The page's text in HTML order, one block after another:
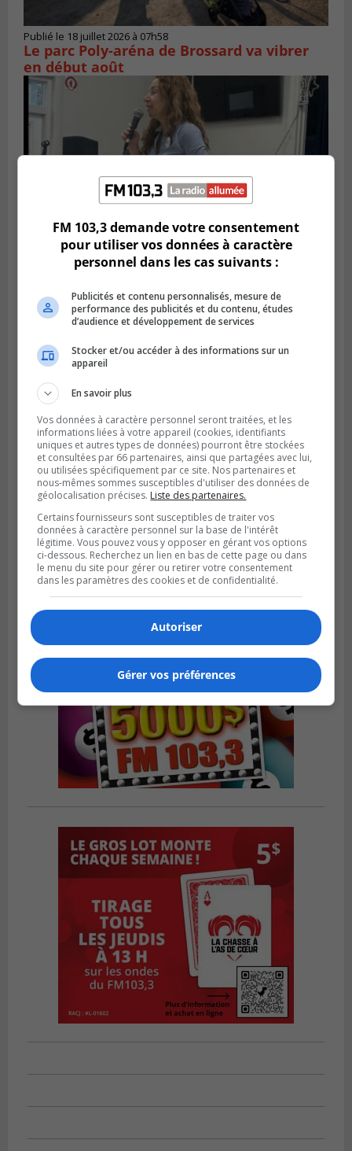
Publié le 18 juillet 2026 à 07h58
Le parc Poly-aréna de Brossard va vibrer
en début août
Climat Québec dévoile deux candidats
pour l’Agglomération
Publié le 6 juillet 2026 à 09h33
Longueuil conclue un contrat pour
valoriser des cendres d’incinération
FM 103,3 demande votre consentement
pour utiliser vos données à caractère
personnel dans les cas suivants :
Publicités et contenu personnalisés, mesure de
performance des publicités et du contenu, études
d’audience et développement de services
Stocker et/ou accéder à des informations sur un
appareil
En savoir plus
Vos données à caractère personnel seront traitées, et les
informations liées à votre appareil (cookies, identifiants
uniques et autres types de données) pourront être stockées
et consultées par 66 partenaires, ainsi que partagées avec lui,
ou utilisées spécifiquement par ce site. Nos partenaires et
nous-mêmes sommes susceptibles d'utiliser des données de
géolocalisation précises. Liste des partenaires.
Certains fournisseurs sont susceptibles de traiter vos
données à caractère personnel sur la base de l'intérêt
légitime. Vous pouvez vous y opposer en gérant vos options
ci-dessous. Recherchez un lien en bas de cette page ou dans
le menu du site pour gérer ou retirer votre consentement
dans les paramètres des cookies et de confidentialité.
Autoriser
Gérer vos préférences